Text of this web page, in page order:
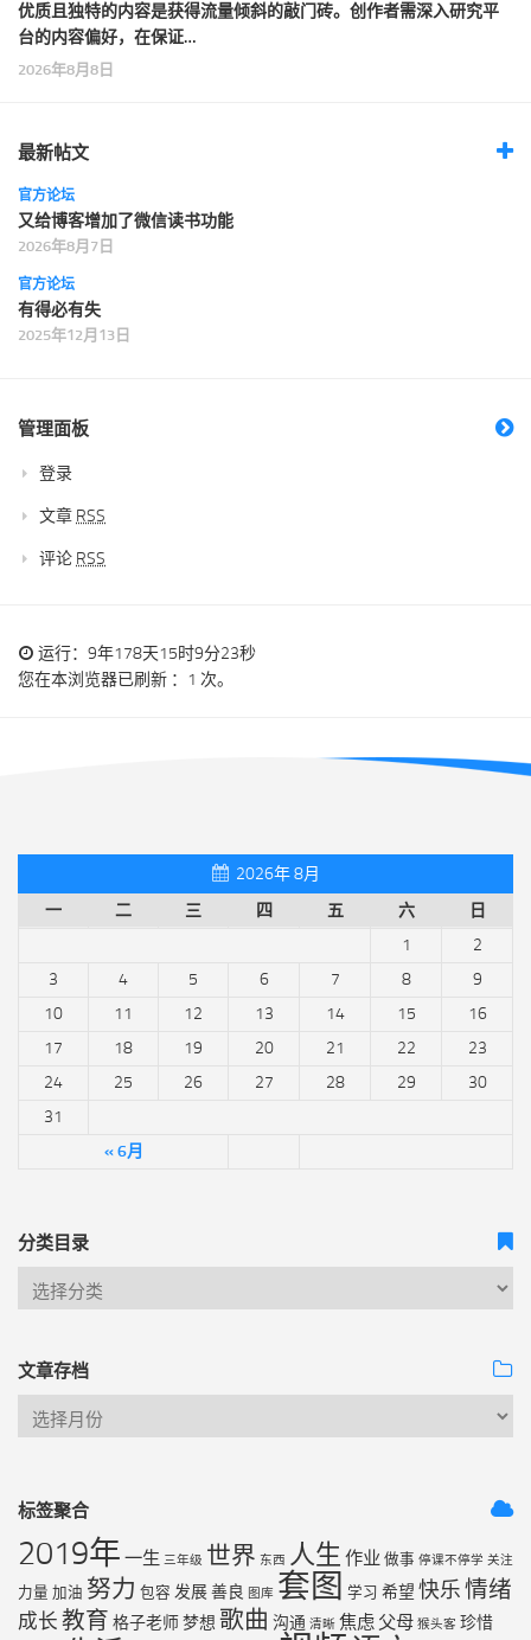
优质且独特的内容是获得流量倾斜的敲门砖。创作者需深入研究平
台的内容偏好，在保证…
2026年8月8日
最新帖文
官方论坛
又给博客增加了微信读书功能
2026年8月7日
官方论坛
有得必有失
2025年12月13日
管理面板
登录
文章 RSS
评论 RSS
运行：9年178天15时9分23秒
您在本浏览器已刷新 ：1 次。
2026年 8月
一
二 三 四 五 六 日
« 6月
1
2
3
4 5 6 7 8
9
10
11 12 13 14 15
16
17
18 19 20 21 22
23
24
25 26 27 28 29
30
31
分类目录
文章存档
标签聚合
2019年 一生 三年级 世界 东西 人生 作业 做事 停课不停学 关注
力量 加油 努力 包容 发展善良 图库 套图 学习 希望 快乐情绪
成长 教育 格子老师梦想 歌曲 沟通 清晰 焦虑 父母 猴头客 珍惜